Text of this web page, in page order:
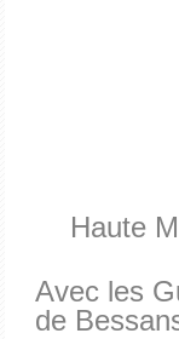
Haute
Avec les
de